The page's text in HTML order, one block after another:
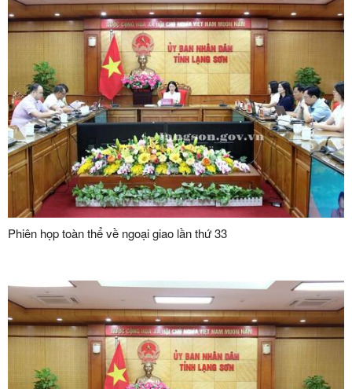
Phiên họp toàn thể về ngoại giao lần thứ 33